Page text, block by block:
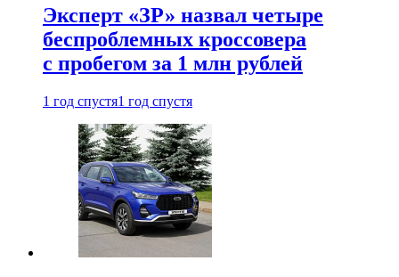
Эксперт «ЗР» назвал четыре
беспроблемных кроссовера
с пробегом за 1 млн рублей
1 год спустя1 год спустя